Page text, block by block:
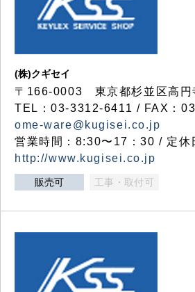
(株)クギセイ
〒166-0003 東京都杉並区高円
TEL：03-3312-6411 / FAX：
ome-ware@kugisei.co.jp
営業時間：8:30〜17：30 / 定休
http://www.kugisei.co.jp
販売可 工事・取付可